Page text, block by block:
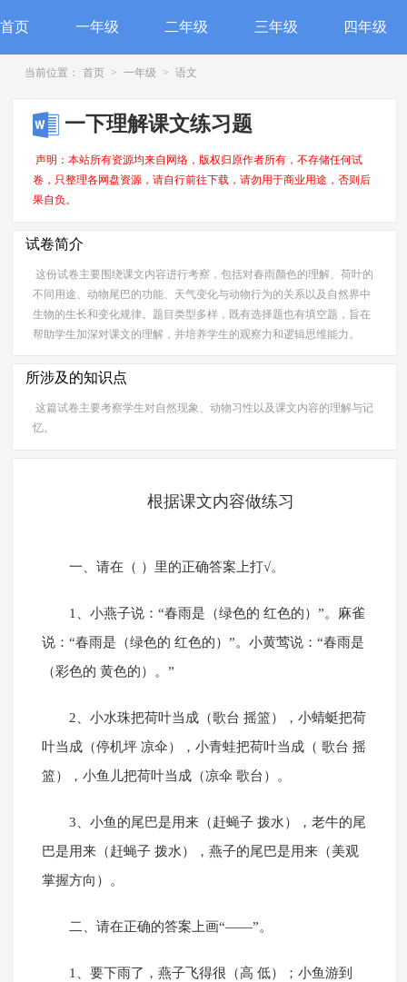
首页 一年级 二年级 三年级 四年级
当前位置： 首页 > 一年级 > 语文
一下理解课文练习题
声明：本站所有资源均来自网络，版权归原作者所有，不存储任何试
卷，只整理各网盘资源，请自行前往下载，请勿用于商业用途，否则后
果自负。
试卷简介
这份试卷主要围绕课文内容进行考察，包括对春雨颜色的理解、荷叶的
不同用途、动物尾巴的功能、天气变化与动物行为的关系以及自然界中
生物的生长和变化规律。题目类型多样，既有选择题也有填空题，旨在
帮助学生加深对课文的理解，并培养学生的观察力和逻辑思维能力。
所涉及的知识点
这篇试卷主要考察学生对自然现象、动物习性以及课文内容的理解与记
忆。
根据课文内容做练习
一、请在（ ）里的正确答案上打√。
1、小燕子说：“春雨是（绿色的 红色的）”。麻雀
说：“春雨是（绿色的 红色的）”。小黄莺说：“春雨是
（彩色的 黄色的）。”
2、小水珠把荷叶当成（歌台 摇篮），小蜻蜓把荷
叶当成（停机坪 凉伞），小青蛙把荷叶当成（ 歌台 摇
篮），小鱼儿把荷叶当成（凉伞 歌台）。
3、小鱼的尾巴是用来（赶蝇子 拨水），老牛的尾
巴是用来（赶蝇子 拨水），燕子的尾巴是用来（美观
掌握方向）。
二、请在正确的答案上画“——”。
1、要下雨了，燕子飞得很（高 低）；小鱼游到